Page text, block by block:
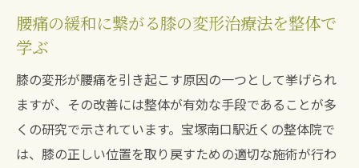
腰痛の緩和に繋がる膝の変形治療法を整体で
学ぶ
膝の変形が腰痛を引き起こす原因の一つとして挙げられ
ますが、その改善には整体が有効な手段であることが多
くの研究で示されています。宝塚南口駅近くの整体院で
は、膝の正しい位置を取り戻すための適切な施術が行わ